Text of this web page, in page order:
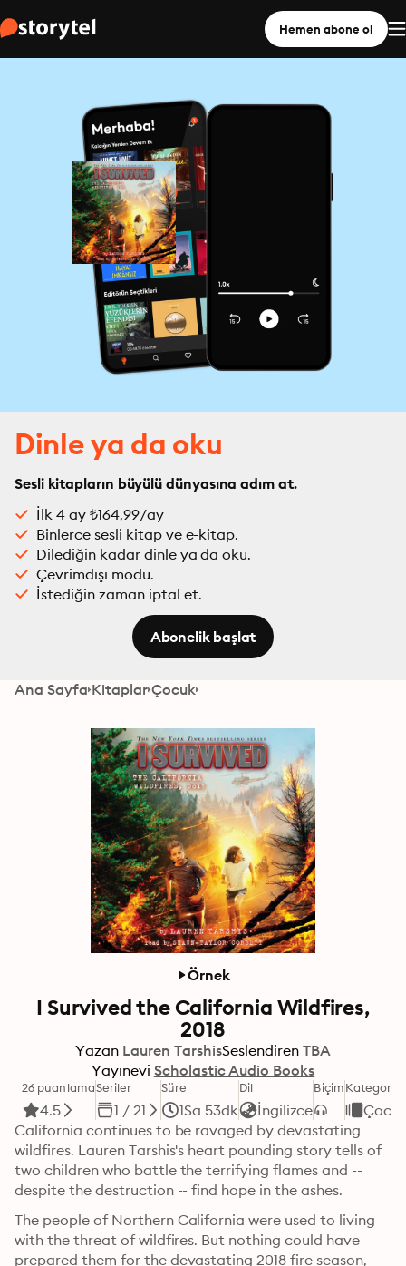
Hemen abone ol
Dinle ya da oku
Sesli kitapların büyülü dünyasına adım at.
İlk 4 ay ₺164,99/ay
Binlerce sesli kitap ve e-kitap.
Dilediğin kadar dinle ya da oku.
Çevrimdışı modu.
İstediğin zaman iptal et.
Abonelik başlat
Ana Sayfa Kitaplar Çocuk
Örnek
I Survived the California Wildfires,
2018
Yazan Lauren TarshisSeslendiren TBA
Yayınevi Scholastic Audio Books
26 puanlama
4.5
Seriler
1 / 21
Süre
1Sa 53dk
Dil
İngilizce
BiçimKategori
California continues to be ravaged by devastating
wildfires. Lauren Tarshis's heart pounding story tells of
two children who battle the terrifying flames and --
despite the destruction -- find hope in the ashes.
The people of Northern California were used to living
with the threat of wildfires. But nothing could have
prepared them for the devastating 2018 fire season,